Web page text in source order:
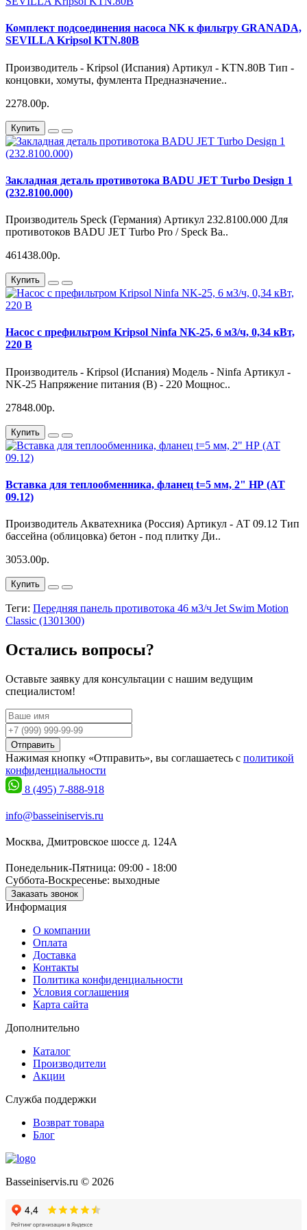
Комплект подсоединения насоса NK к фильтру GRANADA,
SEVILLA Kripsol KTN.80В
Производитель - Kripsol (Испания) Артикул - KTN.80В Тип -
концовки, хомуты, фумлента Предназначение..
2278.00р.
Купить
Закладная деталь противотока BADU JET Turbo Design 1
(232.8100.000)
Производитель Speck (Германия) Артикул 232.8100.000 Для
противотоков BADU JET Turbo Pro / Speck Ba..
461438.00р.
Купить
Насос с префильтром Kripsol Ninfa NK-25, 6 м3/ч, 0,34 кВт,
220 В
Производитель - Kripsol (Испания) Модель - Ninfa Артикул -
NK-25 Напряжение питания (В) - 220 Мощнос..
27848.00р.
Купить
Вставка для теплообменника, фланец t=5 мм, 2" НР (АТ
09.12)
Производитель Акватехника (Россия) Артикул - АТ 09.12 Тип
бассейна (облицовка) бетон - под плитку Ди..
3053.00р.
Купить
Теги: Передняя панель противотока 46 м3/ч Jet Swim Motion
Classic (1301300)
Остались вопросы?
Оставьте заявку для консультации с нашим ведущим
специалистом!
Отправить
Нажимая кнопку «Отправить», вы соглашаетесь с политикой
конфиденциальности
8 (495) 7-888-918
info@basseiniservis.ru
Москва, Дмитровское шоссе д. 124А
Понедельник-Пятница: 09:00 - 18:00
Суббота-Воскресенье: выходные
Заказать звонок
Информация
О компании
Оплата
Доставка
Контакты
Политика конфиденциальности
Условия соглашения
Карта сайта
Дополнительно
Каталог
Производители
Акции
Служба поддержки
Возврат товара
Блог
Basseiniservis.ru © 2026